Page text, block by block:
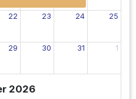
22 23 24 25
29 30 31 1
2026